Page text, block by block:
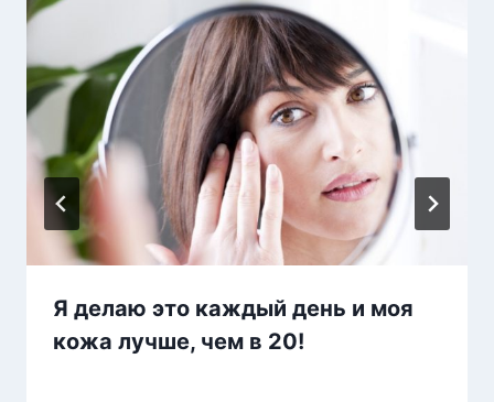
Я делаю это каждый день и моя
кожа лучше, чем в 20!